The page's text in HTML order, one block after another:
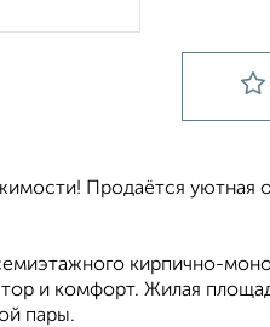
Продаётся уютная
кирпично-
и комфорт. Жилая
пары.